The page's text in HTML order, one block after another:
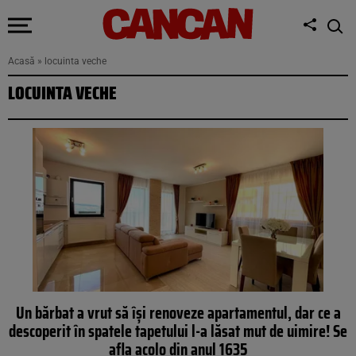
Acasă » locuinta veche
LOCUINTA VECHE
Un bărbat a vrut să îşi renoveze apartamentul, dar ce a
descoperit în spatele tapetului l-a lăsat mut de uimire! Se
afla acolo din anul 1635